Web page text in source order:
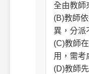
全由教師
(B)教師
異，分派
(C)教師
用，需考
(D)教師